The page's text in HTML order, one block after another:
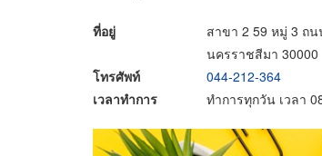
ที่อยู่
สาขา 2 59 หมู่ 3 ถ
นครราชสีมา 30000
โทรศัพท์
044-212-364
เวลาทำการ
ทำการทุกวัน เวลา